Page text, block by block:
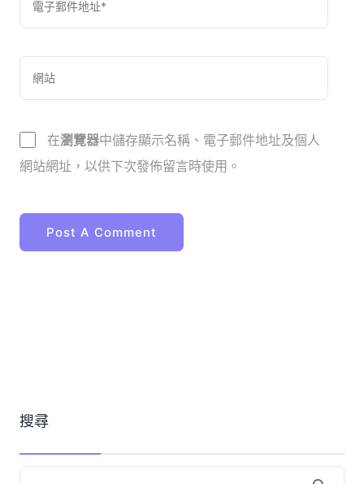
在瀏覽器中儲存顯示名稱、電子郵件地址及個人
網站網址，以供下次發佈留言時使用。
搜尋